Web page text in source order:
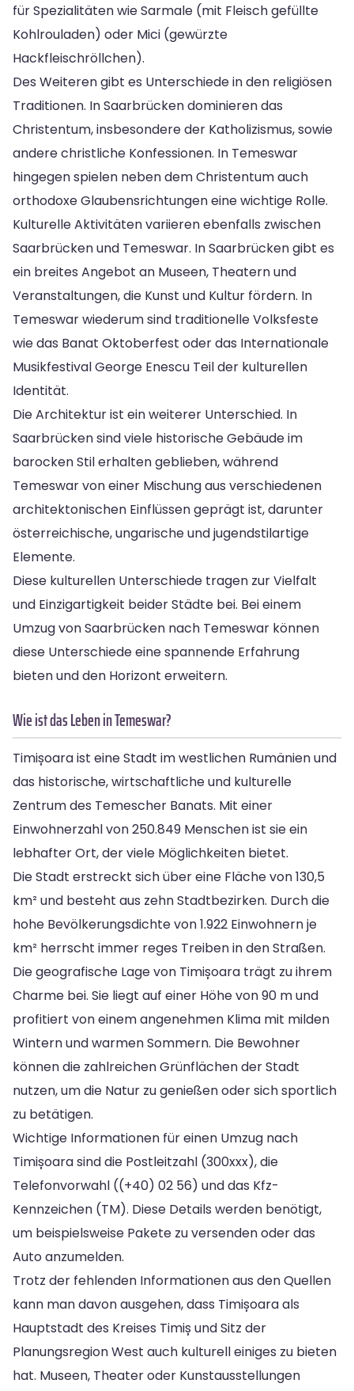
für Spezialitäten wie Sarmale (mit Fleisch gefüllte
Kohlrouladen) oder Mici (gewürzte
Hackfleischröllchen).
Des Weiteren gibt es Unterschiede in den religiösen
Traditionen. In Saarbrücken dominieren das
Christentum, insbesondere der Katholizismus, sowie
andere christliche Konfessionen. In Temeswar
hingegen spielen neben dem Christentum auch
orthodoxe Glaubensrichtungen eine wichtige Rolle.
Kulturelle Aktivitäten variieren ebenfalls zwischen
Saarbrücken und Temeswar. In Saarbrücken gibt es
ein breites Angebot an Museen, Theatern und
Veranstaltungen, die Kunst und Kultur fördern. In
Temeswar wiederum sind traditionelle Volksfeste
wie das Banat Oktoberfest oder das Internationale
Musikfestival George Enescu Teil der kulturellen
Identität.
Die Architektur ist ein weiterer Unterschied. In
Saarbrücken sind viele historische Gebäude im
barocken Stil erhalten geblieben, während
Temeswar von einer Mischung aus verschiedenen
architektonischen Einflüssen geprägt ist, darunter
österreichische, ungarische und jugendstilartige
Elemente.
Diese kulturellen Unterschiede tragen zur Vielfalt
und Einzigartigkeit beider Städte bei. Bei einem
Umzug von Saarbrücken nach Temeswar können
diese Unterschiede eine spannende Erfahrung
bieten und den Horizont erweitern.
Wie ist das Leben in Temeswar?
Timișoara ist eine Stadt im westlichen Rumänien und
das historische, wirtschaftliche und kulturelle
Zentrum des Temescher Banats. Mit einer
Einwohnerzahl von 250.849 Menschen ist sie ein
lebhafter Ort, der viele Möglichkeiten bietet.
Die Stadt erstreckt sich über eine Fläche von 130,5
km² und besteht aus zehn Stadtbezirken. Durch die
hohe Bevölkerungsdichte von 1.922 Einwohnern je
km² herrscht immer reges Treiben in den Straßen.
Die geografische Lage von Timișoara trägt zu ihrem
Charme bei. Sie liegt auf einer Höhe von 90 m und
profitiert von einem angenehmen Klima mit milden
Wintern und warmen Sommern. Die Bewohner
können die zahlreichen Grünflächen der Stadt
nutzen, um die Natur zu genießen oder sich sportlich
zu betätigen.
Wichtige Informationen für einen Umzug nach
Timișoara sind die Postleitzahl (300xxx), die
Telefonvorwahl ((+40) 02 56) und das Kfz-
Kennzeichen (TM). Diese Details werden benötigt,
um beispielsweise Pakete zu versenden oder das
Auto anzumelden.
Trotz der fehlenden Informationen aus den Quellen
kann man davon ausgehen, dass Timișoara als
Hauptstadt des Kreises Timiș und Sitz der
Planungsregion West auch kulturell einiges zu bieten
hat. Museen, Theater oder Kunstausstellungen